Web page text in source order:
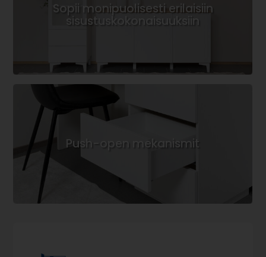
Sopii monipuolisesti erilaisiin
sisustuskokonaisuuksiin
Push-open mekanismit